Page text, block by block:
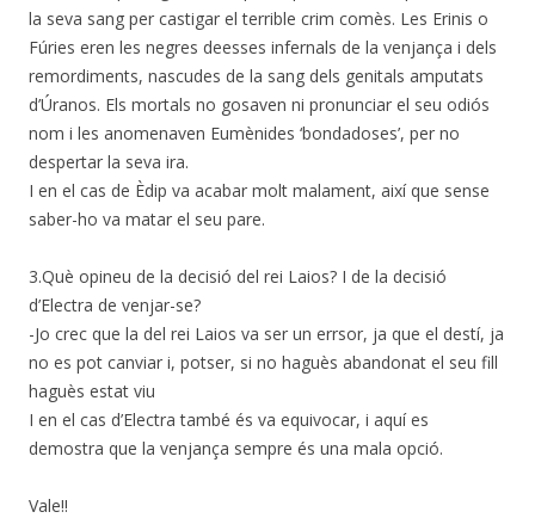
la seva sang per castigar el terrible crim comès. Les Erinis o
Fúries eren les negres deesses infernals de la venjança i dels
remordiments, nascudes de la sang dels genitals amputats
d’Úranos. Els mortals no gosaven ni pronunciar el seu odiós
nom i les anomenaven Eumènides ‘bondadoses’, per no
despertar la seva ira.
I en el cas de Èdip va acabar molt malament, així que sense
saber-ho va matar el seu pare.
3.Què opineu de la decisió del rei Laios? I de la decisió
d’Electra de venjar-se?
-Jo crec que la del rei Laios va ser un errsor, ja que el destí, ja
no es pot canviar i, potser, si no haguès abandonat el seu fill
haguès estat viu
I en el cas d’Electra també és va equivocar, i aquí es
demostra que la venjança sempre és una mala opció.
Vale!!